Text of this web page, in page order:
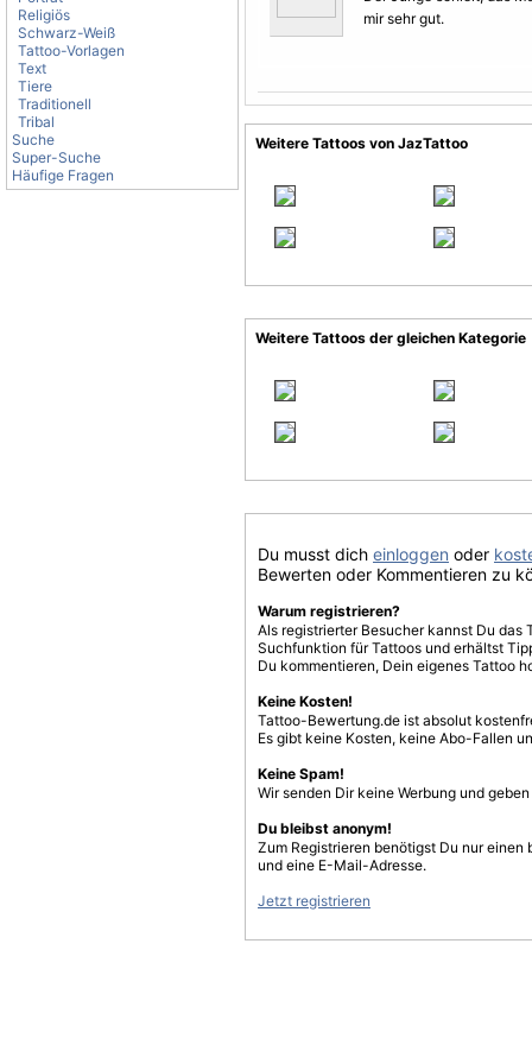
Religiös
Schwarz-Weiß
Tattoo-Vorlagen
Text
Tiere
Traditionell
Tribal
Suche
Super-Suche
Häufige Fragen
mir sehr gut.
Weitere Tattoos von JazTattoo
Weitere Tattoos der gleichen Kategorie
Du musst dich einloggen oder
Bewerten oder Kommentieren zu
Warum registrieren?
Als registrierter Besucher kannst Du
Suchfunktion für Tattoos und erhältst
Du kommentieren, Dein eigenes Tattoo
Keine Kosten!
Tattoo-Bewertung.de ist absolut
Es gibt keine Kosten, keine Abo-Fallen
Keine Spam!
Wir senden Dir keine Werbung und
Du bleibst anonym!
Zum Registrieren benötigst Du nur einen
und eine E-Mail-Adresse.
Jetzt registrieren